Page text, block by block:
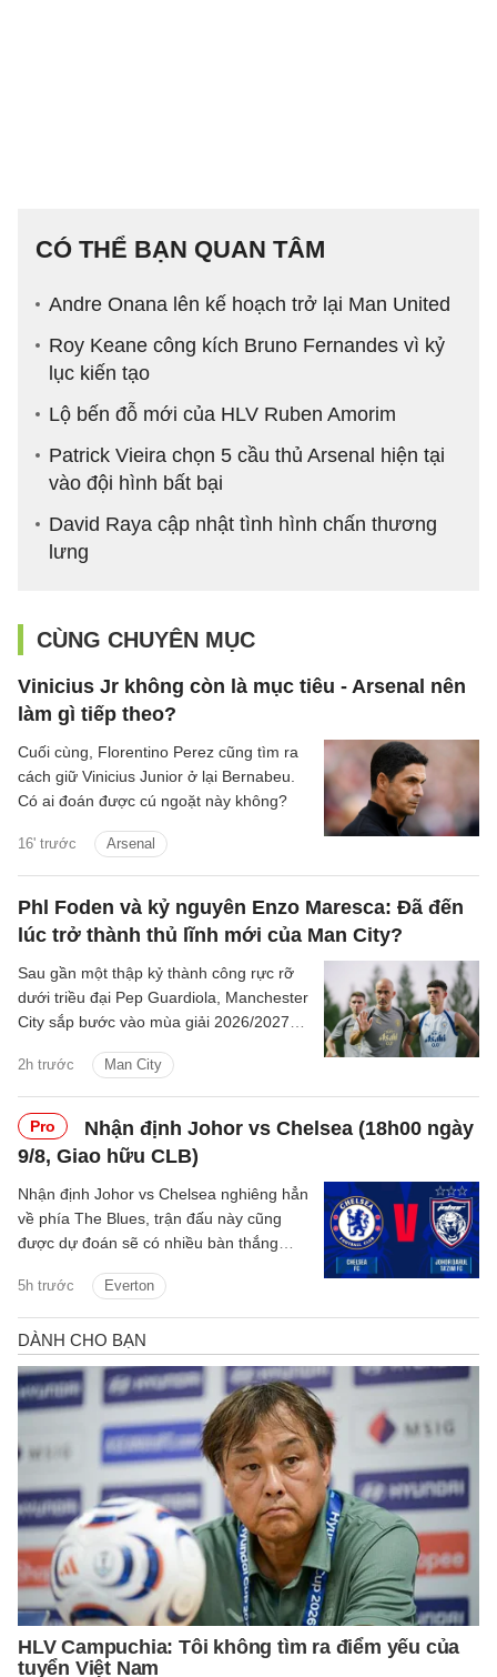
CÓ THỂ BẠN QUAN TÂM
Andre Onana lên kế hoạch trở lại Man United
Roy Keane công kích Bruno Fernandes vì kỷ
lục kiến tạo
Lộ bến đỗ mới của HLV Ruben Amorim
Patrick Vieira chọn 5 cầu thủ Arsenal hiện tại
vào đội hình bất bại
David Raya cập nhật tình hình chấn thương
lưng
CÙNG CHUYÊN MỤC
Vinicius Jr không còn là mục tiêu - Arsenal nên
làm gì tiếp theo?
16' trước Arsenal
Cuối cùng, Florentino Perez cũng tìm ra
cách giữ Vinicius Junior ở lại Bernabeu.
Có ai đoán được cú ngoặt này không?
Phl Foden và kỷ nguyên Enzo Maresca: Đã đến
lúc trở thành thủ lĩnh mới của Man City?
2h trước Man City
Sau gần một thập kỷ thành công rực rỡ
dưới triều đại Pep Guardiola, Manchester
City sắp bước vào mùa giải 2026/2027
trên băng ghế chỉ đạo.
Pro
Nhận định Johor vs Chelsea (18h00 ngày
9/8, Giao hữu CLB)
5h trước Everton
Nhận định Johor vs Chelsea nghiêng hẳn
về phía The Blues, trận đấu này cũng
được dự đoán sẽ có nhiều bàn thắng